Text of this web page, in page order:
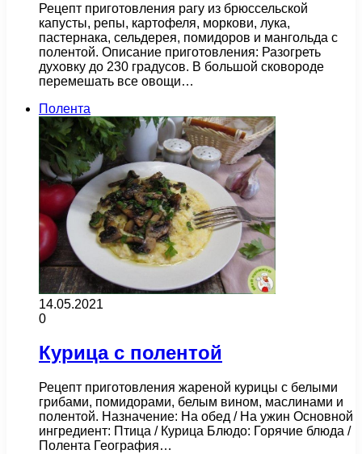
Рецепт приготовления рагу из брюссельской
капусты, репы, картофеля, моркови, лука,
пастернака, сельдерея, помидоров и мангольда с
полентой. Описание приготовления: Разогреть
духовку до 230 градусов. В большой сковороде
перемешать все овощи…
Полента
14.05.2021
0
Курица с полентой
Рецепт приготовления жареной курицы с белыми
грибами, помидорами, белым вином, маслинами и
полентой. Назначение: На обед / На ужин Основной
ингредиент: Птица / Курица Блюдо: Горячие блюда /
Полента География…